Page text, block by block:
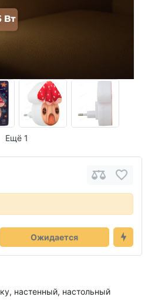
Ещё 1
Ожидается
настенный, настольный